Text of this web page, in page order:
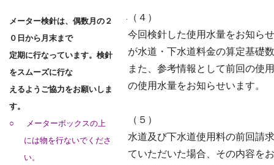
メーター検針は、偶数月の２
０日から月末まで
定期に行なっています。検針
をスムーズに行な
えるようご協力をお願いしま
す。
○
メーターボックスの上
には物を行ないでくださ
い。
（４）
今回検針した使用水量をお知ら
が水道・下水道料金の算定基礎
また、参考情報として前回の使
の使用水量をお知らせいます。
（５）
水道及び下水道使用料の前回請
ていただいた場合、その内容を